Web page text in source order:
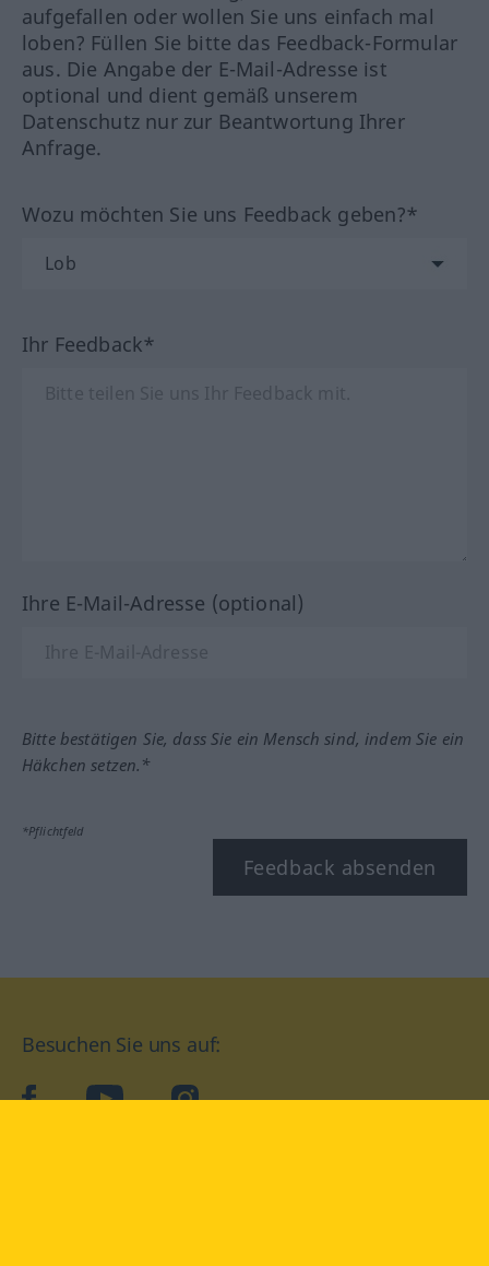
aufgefallen oder wollen Sie uns einfach mal
loben? Füllen Sie bitte das Feedback-Formular
aus. Die Angabe der E-Mail-Adresse ist
optional und dient gemäß unserem
Datenschutz nur zur Beantwortung Ihrer
Anfrage.
Wozu möchten Sie uns Feedback geben?*
Ihr Feedback*
Ihre E-Mail-Adresse (optional)
Bitte bestätigen Sie, dass Sie ein Mensch sind, indem Sie ein
Häkchen setzen.*
*Pflichtfeld
Feedback absenden
Besuchen Sie uns auf:
facebookYouTube Instagram